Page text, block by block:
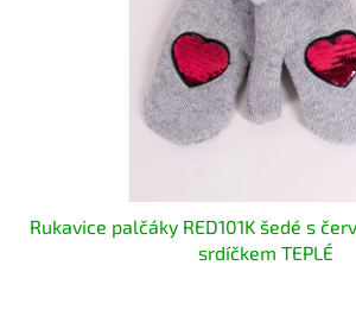
Rukavice palčáky RED101K šedé s
srdíčkem TEPLÉ